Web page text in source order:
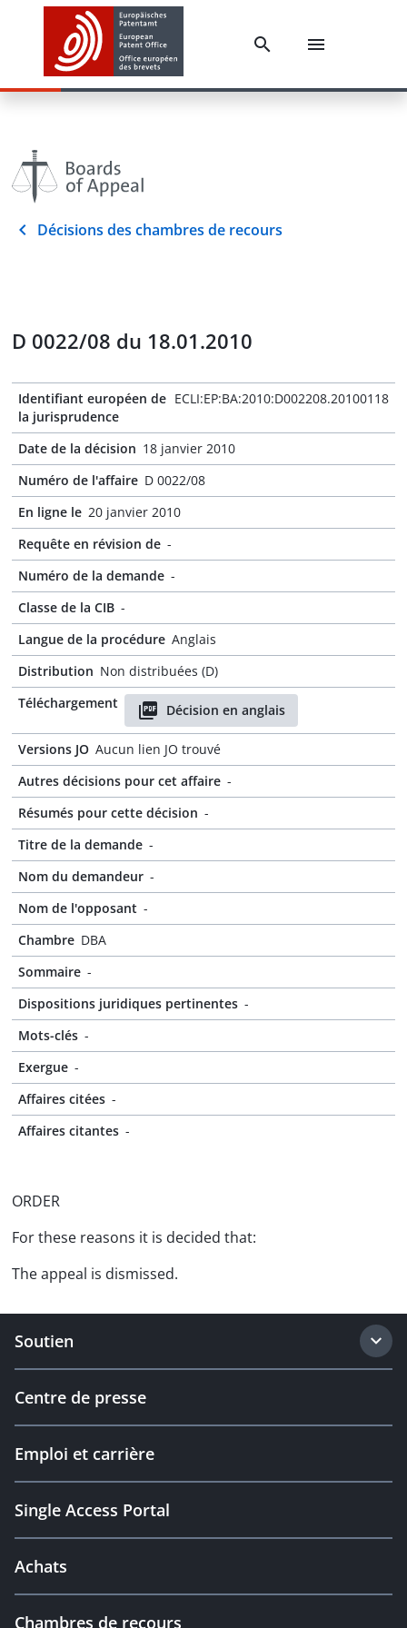
Décisions des chambres de recours
D 0022/08 du 18.01.2010
Identifiant européen de
la jurisprudence
ECLI:EP:BA:2010:D002208.20100118
Date de la décision 18 janvier 2010
Numéro de l'affaire D 0022/08
En ligne le 20 janvier 2010
Requête en révision de -
Numéro de la demande -
Classe de la CIB -
Langue de la procédure Anglais
Distribution Non distribuées (D)
Téléchargement
Décision en anglais
Versions JO Aucun lien JO trouvé
Autres décisions pour cet affaire -
Résumés pour cette décision -
Titre de la demande -
Nom du demandeur -
Nom de l'opposant -
Chambre DBA
Sommaire -
Dispositions juridiques pertinentes -
Mots-clés -
Exergue -
Affaires citées -
Affaires citantes -
ORDER
For these reasons it is decided that:
The appeal is dismissed.
Soutien
Centre de presse
Emploi et carrière
Single Access Portal
Achats
Chambres de recours